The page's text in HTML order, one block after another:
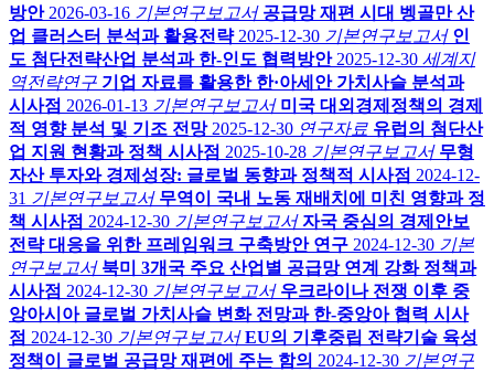
방안 2026-03-16 기본연구보고서 공급망 재편 시대 벵골만 산
업 클러스터 분석과 활용전략 2025-12-30 기본연구보고서 인
도 첨단전략산업 분석과 한-인도 협력방안 2025-12-30 세계지
역전략연구 기업 자료를 활용한 한·아세안 가치사슬 분석과
시사점 2026-01-13 기본연구보고서 미국 대외경제정책의 경제
적 영향 분석 및 기조 전망 2025-12-30 연구자료 유럽의 첨단산
업 지원 현황과 정책 시사점 2025-10-28 기본연구보고서 무형
자산 투자와 경제성장: 글로벌 동향과 정책적 시사점 2024-12-
31 기본연구보고서 무역이 국내 노동 재배치에 미친 영향과 정
책 시사점 2024-12-30 기본연구보고서 자국 중심의 경제안보
전략 대응을 위한 프레임워크 구축방안 연구 2024-12-30 기본
연구보고서 북미 3개국 주요 산업별 공급망 연계 강화 정책과
시사점 2024-12-30 기본연구보고서 우크라이나 전쟁 이후 중
앙아시아 글로벌 가치사슬 변화 전망과 한-중앙아 협력 시사
점 2024-12-30 기본연구보고서 EU의 기후중립 전략기술 육성
정책이 글로벌 공급망 재편에 주는 함의 2024-12-30 기본연구